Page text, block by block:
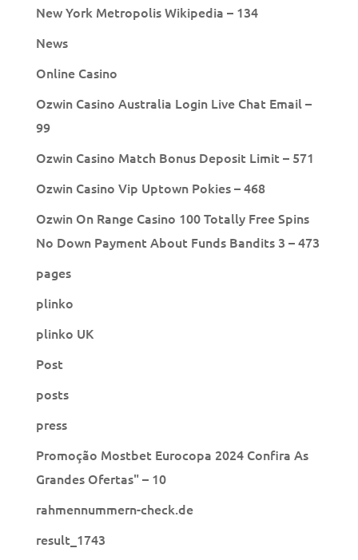
New York Metropolis Wikipedia – 134
News
Online Casino
Ozwin Casino Australia Login Live Chat Email –
99
Ozwin Casino Match Bonus Deposit Limit – 571
Ozwin Casino Vip Uptown Pokies – 468
Ozwin On Range Casino 100 Totally Free Spins
No Down Payment About Funds Bandits 3 – 473
pages
plinko
plinko UK
Post
posts
press
Promoção Mostbet Eurocopa 2024 Confira As
Grandes Ofertas" – 10
rahmennummern-check.de
result_1743